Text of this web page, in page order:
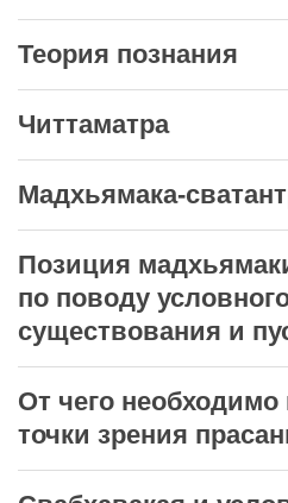
Теория познания
Читтаматра
Мадхьямака-
Позиция
по поводу
существования и
От чего необходимо
точки зрения